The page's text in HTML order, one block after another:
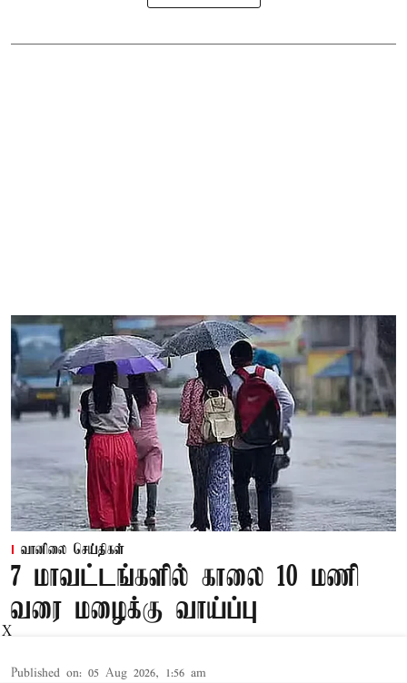
வானிலை செய்திகள்
7 மாவட்டங்களில் காலை 10 மணி
வரை மழைக்கு வாய்ப்பு
Published on: 05 Aug 2026, 1:56 am
X